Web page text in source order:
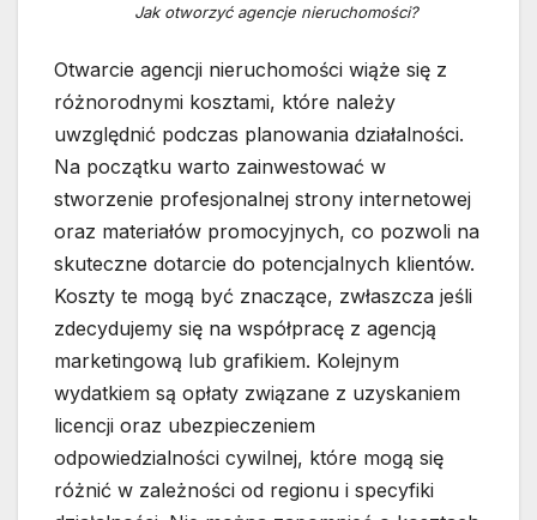
Jak otworzyć agencje nieruchomości?
Otwarcie agencji nieruchomości wiąże się z
różnorodnymi kosztami, które należy
uwzględnić podczas planowania działalności.
Na początku warto zainwestować w
stworzenie profesjonalnej strony internetowej
oraz materiałów promocyjnych, co pozwoli na
skuteczne dotarcie do potencjalnych klientów.
Koszty te mogą być znaczące, zwłaszcza jeśli
zdecydujemy się na współpracę z agencją
marketingową lub grafikiem. Kolejnym
wydatkiem są opłaty związane z uzyskaniem
licencji oraz ubezpieczeniem
odpowiedzialności cywilnej, które mogą się
różnić w zależności od regionu i specyfiki